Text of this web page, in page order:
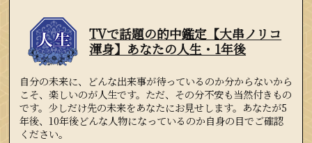
TVで話題の的中鑑定【大串ノリコ
渾身】あなたの人生・1年後
自分の未来に、どんな出来事が待っているのか分からないから
こそ、楽しいのが人生です。ただ、その分不安も当然付きもの
です。少しだけ先の未来をあなたにお見せします。あなたが5
年後、10年後どんな人物になっているのか自身の目でご確認
ください。